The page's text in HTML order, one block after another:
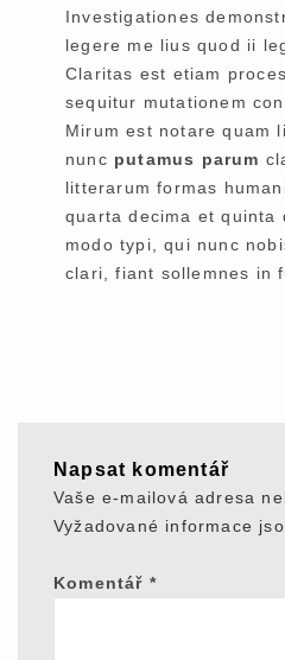
Investigationes
legere me lius quod ii
Claritas est etiam
sequitur mutationem
Mirum est notare quam
nunc putamus parum
litterarum formas
quarta decima et quinta
modo typi, qui nunc
clari, fiant sollemnes in
Napsat komentář
Vaše e-mailová adresa
Vyžadované informace
Komentář *